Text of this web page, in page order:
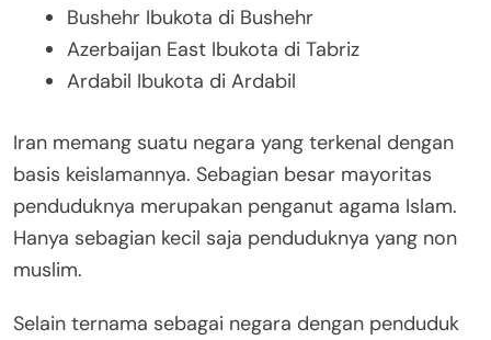
Bushehr Ibukota di Bushehr
Azerbaijan East Ibukota di Tabriz
Ardabil Ibukota di Ardabil
Iran memang suatu negara yang terkenal dengan
basis keislamannya. Sebagian besar mayoritas
penduduknya merupakan penganut agama Islam.
Hanya sebagian kecil saja penduduknya yang non
muslim.
Selain ternama sebagai negara dengan penduduk